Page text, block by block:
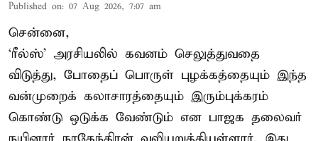
Published on: 07 Aug 2026, 7:07 am
சென்னை,
‘ரீல்ஸ்’ அரசியலில் கவனம் செலுத்துவதை
விடுத்து, போதைப் பொருள் புழக்கத்தையும் இந்த
வன்முறைக் கலாசாரத்தையும் இரும்புக்கரம்
கொண்டு ஒடுக்க வேண்டும் என பாஜக தலைவர்